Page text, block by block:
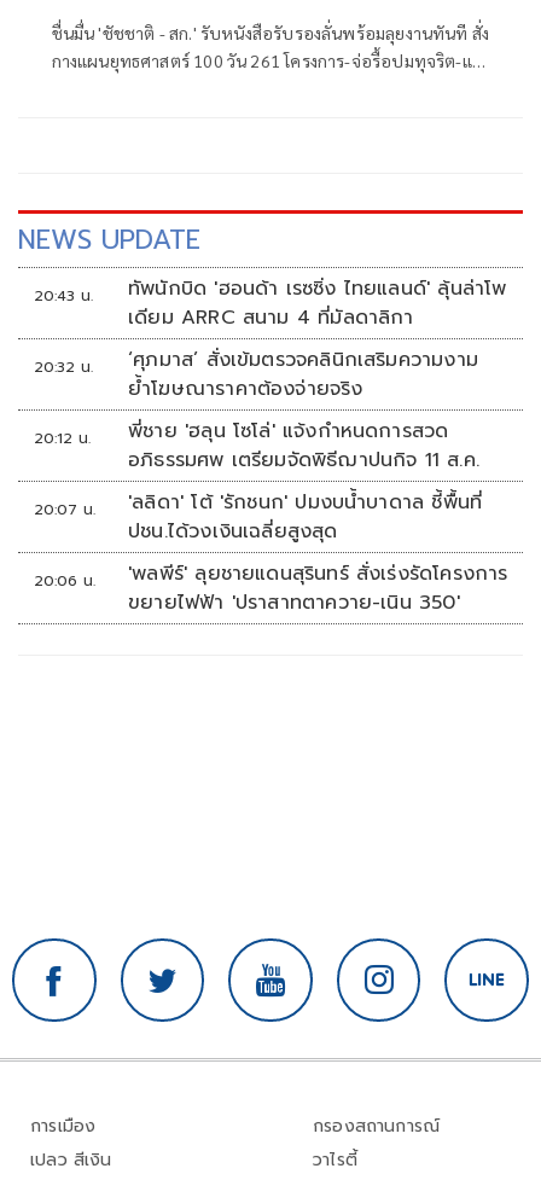
ชื่นมื่น 'ชัชชาติ - สก.' รับหนังสือรับรองลั่นพร้อมลุยงานทันที สั่ง
กางแผนยุทธศาสตร์ 100 วัน 261 โครงการ-จ่อรื้อปมทุจริต-แก้
NEWS UPDATE
20:43 น.
ทัพนักบิด 'ฮอนด้า เรซซิ่ง ไทยแลนด์' ลุ้นล่าโพ
เดียม ARRC สนาม 4 ที่มัลดาลิกา
20:32 น.
‘ศุภมาส’ สั่งเข้มตรวจคลินิกเสริมความงาม
ย้ำโฆษณาราคาต้องจ่ายจริง
20:12 น.
พี่ชาย 'ฮลุน โซโล่' แจ้งกำหนดการสวด
อภิธรรมศพ เตรียมจัดพิธีฌาปนกิจ 11 ส.ค.
20:07 น.
'ลลิดา' โต้ 'รักชนก' ปมงบน้ำบาดาล ชี้พื้นที่
ปชน.ได้วงเงินเฉลี่ยสูงสุด
20:06 น.
'พลพีร์' ลุยชายแดนสุรินทร์ สั่งเร่งรัดโครงการ
ขยายไฟฟ้า 'ปราสาทตาควาย-เนิน 350'
การเมือง
เปลว สีเงิน
กรองสถานการณ์
วาไรตี้